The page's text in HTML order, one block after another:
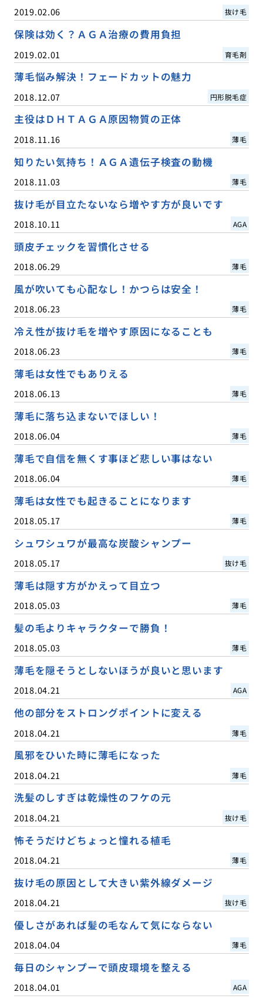
2019.02.06 抜け毛
保険は効く？ＡＧＡ治療の費用負担
2019.02.01 育毛剤
薄毛悩み解決！フェードカットの魅力
2018.12.07 円形脱毛症
主役はＤＨＴＡＧＡ原因物質の正体
2018.11.16 薄毛
知りたい気持ち！ＡＧＡ遺伝子検査の動機
2018.11.03 薄毛
抜け毛が目立たないなら増やす方が良いです
2018.10.11 AGA
頭皮チェックを習慣化させる
2018.06.29 薄毛
風が吹いても心配なし！かつらは安全！
2018.06.23 薄毛
冷え性が抜け毛を増やす原因になることも
2018.06.23 薄毛
薄毛は女性でもありえる
2018.06.13 薄毛
薄毛に落ち込まないでほしい！
2018.06.04 薄毛
薄毛で自信を無くす事ほど悲しい事はない
2018.06.04 薄毛
薄毛は女性でも起きることになります
2018.05.17 薄毛
シュワシュワが最高な炭酸シャンプー
2018.05.17 抜け毛
薄毛は隠す方がかえって目立つ
2018.05.03 薄毛
髪の毛よりキャラクターで勝負！
2018.05.03 薄毛
薄毛を隠そうとしないほうが良いと思います
2018.04.21 AGA
他の部分をストロングポイントに変える
2018.04.21 薄毛
風邪をひいた時に薄毛になった
2018.04.21 薄毛
洗髪のしすぎは乾燥性のフケの元
2018.04.21 抜け毛
怖そうだけどちょっと憧れる植毛
2018.04.21 薄毛
抜け毛の原因として大きい紫外線ダメージ
2018.04.21 抜け毛
優しさがあれば髪の毛なんて気にならない
2018.04.04 薄毛
毎日のシャンプーで頭皮環境を整える
2018.04.01 AGA